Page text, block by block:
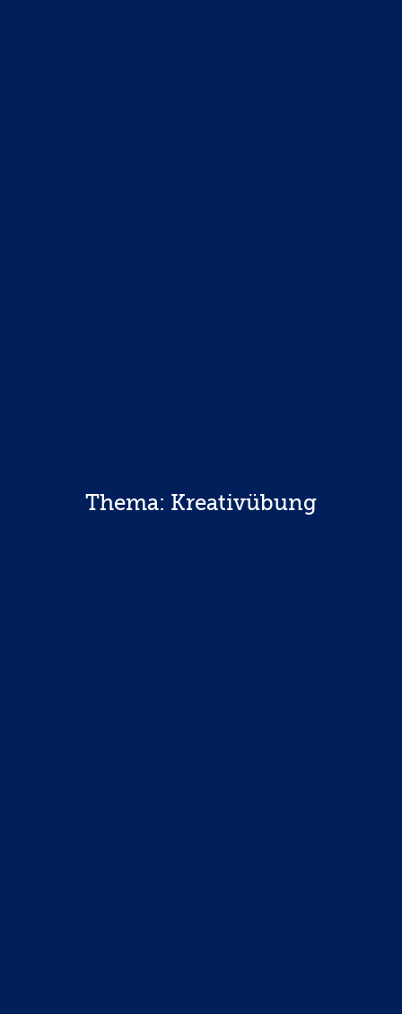
Thema: Kreativübung